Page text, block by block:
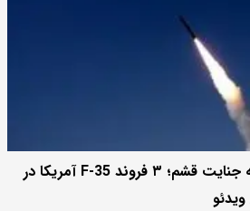
پاسخ تلافی‌جویانه سپاه به جنایت قشم؛ ۳ فروند F-35 آمریکا در